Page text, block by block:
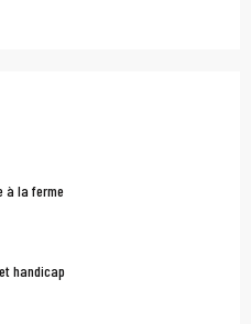
à la ferme
handicap